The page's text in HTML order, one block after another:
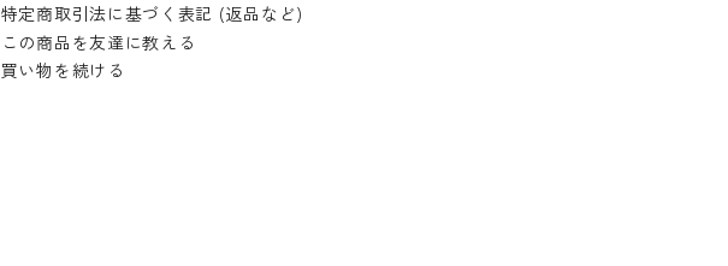
特定商取引法に基づく表記 (返品など)
この商品を友達に教える
買い物を続ける